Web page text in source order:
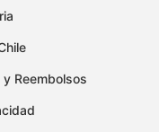
Reembolsos